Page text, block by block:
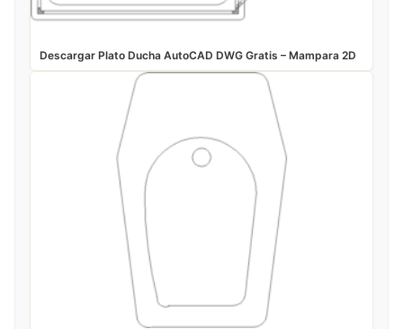
Descargar Plato Ducha AutoCAD DWG Gratis – Mampara 2D